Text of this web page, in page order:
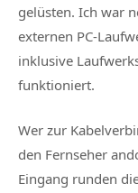
gelüsten. Ich war
externen PC-
inklusive
funktioniert.
Wer zur
den Fernseher
Eingang runden